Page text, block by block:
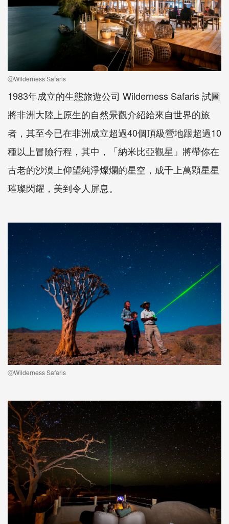
ⓒWilderness Safaris
1983年成立的生態旅遊公司 Wilderness Safaris 試圖
將非洲大陸上原生的自然景觀介紹給來自世界的旅
者，其至今已在非洲成立超過40個頂級營地跟超過10
種以上冒險行程，其中，「納米比亞觀星」將帶你在
古老的沙漠上仰望純淨燦爛的星空，成千上萬顆星星
璀璨閃耀，美到令人屏息。
ⓒWilderness Safaris